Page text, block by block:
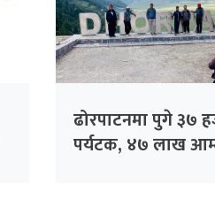
ढोरपाटनमा पुगे ३७
पर्यटक, ४७ लाख